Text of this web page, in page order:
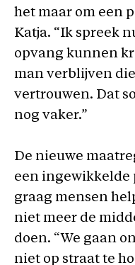
het maar om een
Katja. “Ik spreek
opvang kunnen
man verblijven
vertrouwen. Dat
nog vaker.”
De nieuwe
een ingewikkelde
graag mensen
niet meer de
doen. “We gaan
niet op straat te